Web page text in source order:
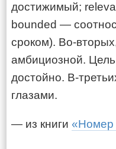
достижимый;
bounded —
сроком). Во-
амбициозной.
достойно. В-
глазами.
— из книги «Номер